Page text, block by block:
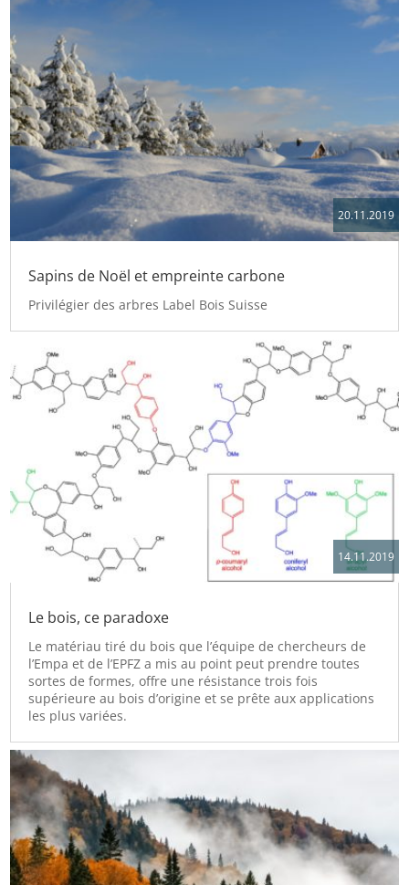
20.11.2019
Sapins de Noël et empreinte carbone
Privilégier des arbres Label Bois Suisse
14.11.2019
Le bois, ce paradoxe
Le matériau tiré du bois que l’équipe de chercheurs de
l’Empa et de l’EPFZ a mis au point peut prendre toutes
sortes de formes, offre une résistance trois fois
supérieure au bois d’origine et se prête aux applications
les plus variées.